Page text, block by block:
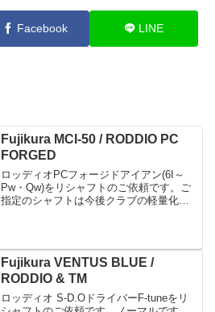
Facebook LINE
Fujikura MCI-50 / RODDIO PC
FORGED
ロッディオPCフォージドアイアン(6I～
Pw・Qw)をリシャフトのご依頼です。ご
指定のシャフトは今後クラブの軽量化を
のが多い...
Fujikura VENTUS BLUE /
RODDIO & TM
ロッディオ S-D.OドライバーF-tuneをリ